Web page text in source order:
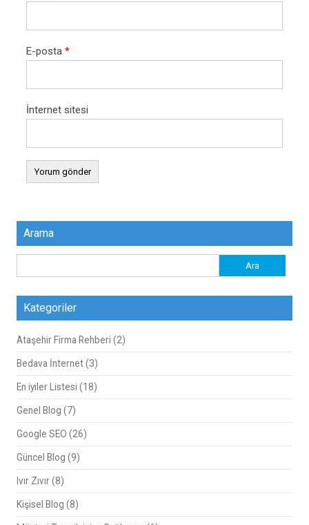
E-posta *
İnternet sitesi
Arama
Kategoriler
Ataşehir Firma Rehberi (2)
Bedava İnternet(3)
En iyiler Listesi (18)
Genel Blog (7)
Google SEO (26)
Güncel Blog (9)
Ivır Zıvır(8)
Kişisel Blog (8)